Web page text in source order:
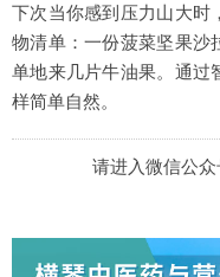
下次当你感到压力山大时
物清单：一份菠菜坚果沙
单地来几片牛油果。通过
样简单自然。
请进入微信公众